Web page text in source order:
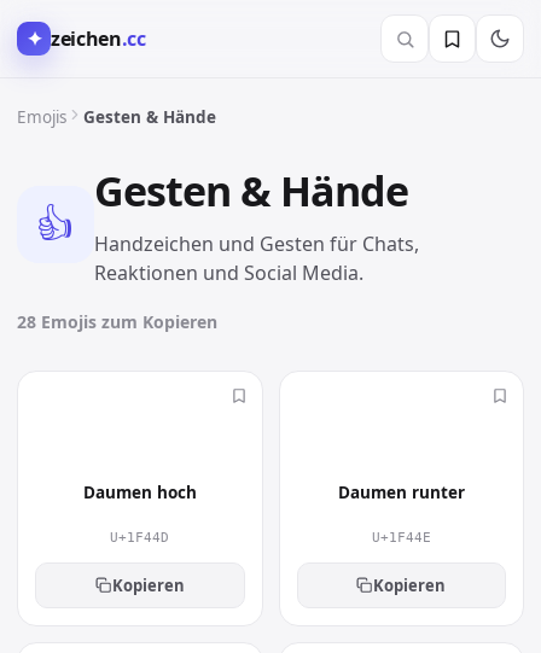
✦ zeichen.cc
Emojis Gesten & Hände
👍
Gesten & Hände
Handzeichen und Gesten für Chats,
Reaktionen und Social Media.
28 Emojis zum Kopieren
Daumen hoch
U+1F44D
Kopieren
Daumen runter
U+1F44E
Kopieren